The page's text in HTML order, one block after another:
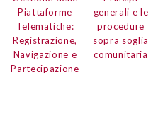
Piattaforme
Telematiche:
Registrazione,
Navigazione e
Partecipazione
generali e le
procedure
sopra soglia
comunitaria